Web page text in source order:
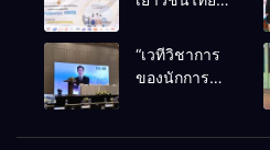
TS69 สู่
มหาวิทยาลัย
อาณาจักร
“เวทีวิชาการ
ของนักการ